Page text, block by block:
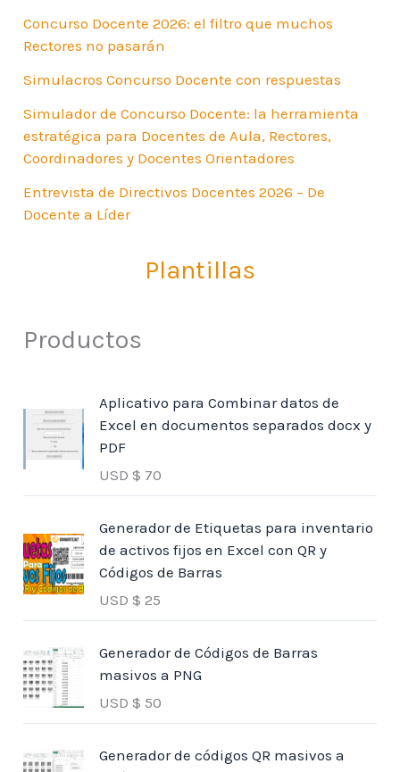
Concurso Docente 2026: el filtro que muchos
Rectores no pasarán
Simulacros Concurso Docente con respuestas
Simulador de Concurso Docente: la herramienta
estratégica para Docentes de Aula, Rectores,
Coordinadores y Docentes Orientadores
Entrevista de Directivos Docentes 2026 – De
Docente a Líder
Plantillas
Productos
Aplicativo para Combinar datos de
Excel en documentos separados docx y
PDF
USD $ 70
Generador de Etiquetas para inventario
de activos fijos en Excel con QR y
Códigos de Barras
USD $ 25
Generador de Códigos de Barras
masivos a PNG
USD $ 50
Generador de códigos QR masivos a